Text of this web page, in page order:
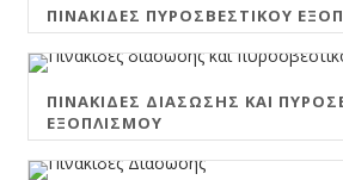
ΠΙΝΑΚΊΔΕΣ ΠΥΡΟΣΒΕΣΤΙΚΟΎ
ΠΙΝΑΚΊΔΕΣ ΔΙΆΣΩΣΗΣ ΚΑΙ
ΕΞΟΠΛΙΣΜΟΎ